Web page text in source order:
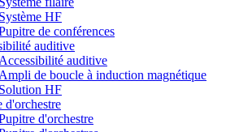
Système HF
de conférences
auditive
Accessibilité auditive
Ampli de boucle à induction magnétique
Solution HF
d'orchestre
d'orchestre